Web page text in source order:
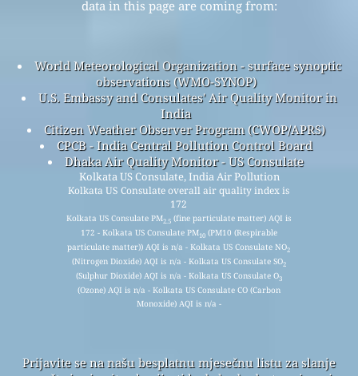
data in this page are coming from:
World Meteorological Organization - surface synoptic
observations (WMO-SYNOP)
U.S. Embassy and Consulates' Air Quality Monitor in
India
Citizen Weather Observer Program (CWOP/APRS)
CPCB - India Central Pollution Control Board
Dhaka Air Quality Monitor - US Consulate
Kolkata US Consulate, India Air Pollution
Kolkata US Consulate overall air quality index is
172
Kolkata US Consulate PM2.5(fine particulate matter) AQI is
172 - Kolkata US Consulate PM10(PM10 (Respirable
particulate matter)) AQI is n/a - Kolkata US Consulate NO2
(Nitrogen Dioxide) AQI is n/a - Kolkata US Consulate SO2
(Sulphur Dioxide) AQI is n/a - Kolkata US Consulate O3
(Ozone) AQI is n/a - Kolkata US Consulate CO (Carbon
Monoxide) AQI is n/a -
Prijavite se na našu besplatnu mjesečnu listu za slanje